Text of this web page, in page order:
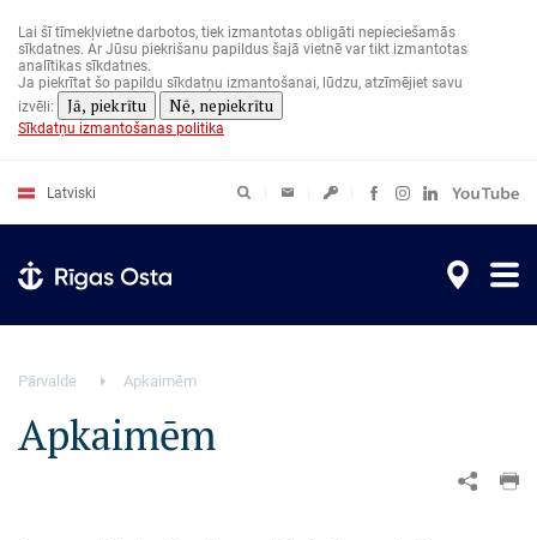
galveno
saturu
Lai šī tīmekļvietne darbotos, tiek izmantotas obligāti nepieciešamās
sīkdatnes. Ar Jūsu piekrišanu papildus šajā vietnē var tikt izmantotas
analītikas sīkdatnes.
Ja piekrītat šo papildu sīkdatņu izmantošanai, lūdzu, atzīmējiet savu
izvēli:
Jā, piekrītu Nē, nepiekrītu
Sīkdatņu izmantošanas politika
Latviski
Pārvalde Apkaimēm
Apkaimēm